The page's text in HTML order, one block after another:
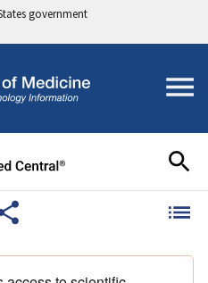
government